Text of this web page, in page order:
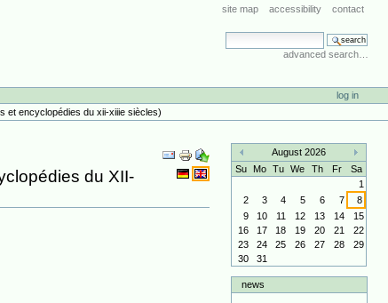
site map accessibility contact
search site
advanced search…
log in
et encyclopédies du xii-xiiie siècles)
Document
Actions
du XII-
«
August 2026
»
Su Mo Tu We Th Fr
Sa
1
2
3 4 5 6 7
8
9
10 11 12 13 14
15
16
17 18 19 20 21
22
23
24 25 26 27 28
29
30
31
news